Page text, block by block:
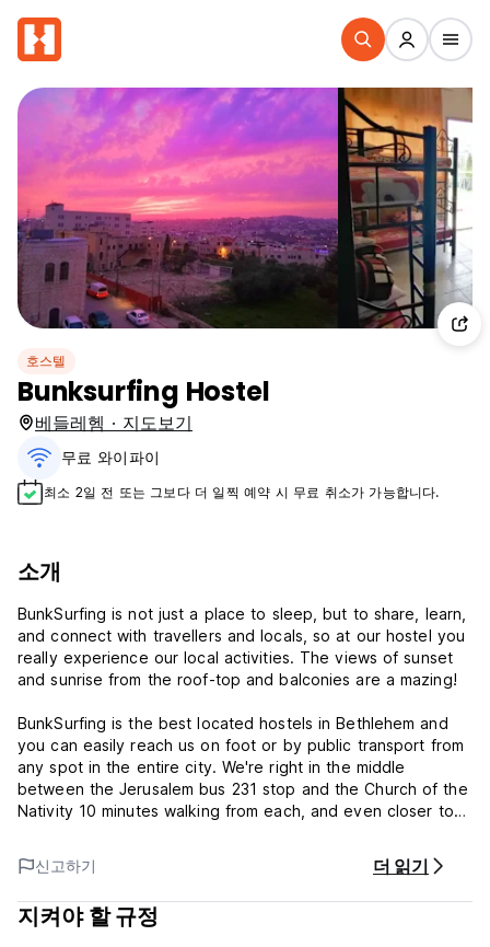
호스텔
Bunksurfing Hostel
베들레헴 · 지도보기
무료 와이파이
최소 2일 전 또는 그보다 더 일찍 예약 시 무료 취소가 가능합니다.
소개
BunkSurfing is not just a place to sleep, but to share, learn,
and connect with travellers and locals, so at our hostel you
really experience our local activities. The views of sunset
and sunrise from the roof-top and balconies are a mazing!
BunkSurfing is the best located hostels in Bethlehem and
you can easily reach us on foot or by public transport from
any spot in the entire city. We're right in the middle
between the Jerusalem bus 231 stop and the Church of the
Nativity 10 minutes walking from each, and even closer to
Hostel offers dormitory rooms. Free Wi-Fi is available trough
out the property. Common room, language storage and
kitchen is available at guest's disposal.
신고하기 더 읽기
지켜야 할 규정